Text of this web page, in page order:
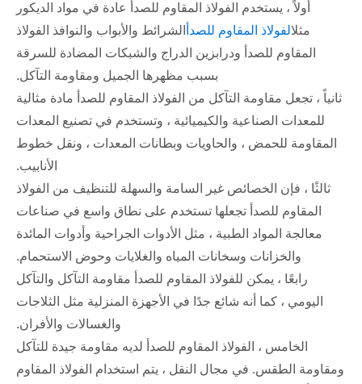
أولاً ، يستخدم الفولاذ المقاوم للصدأ عادة في مواد الديكور
مثلالفولاذ المقاوم للصدأ الشرائط والأبواب والنوافذ الفولاذ
المقاوم للصدأ ودرابزين الدراج والشبكات المضادة للسرقة
بسبب مظهرها الجميل ومقاومة التآكل.
ثانياً ، تجعل مقاومة التآكل من الفولاذ المقاوم للصدأ مادة مثالية
للمعدات الصناعية والكيميائية ، وتستخدم في تصنيع المعدات
المقاومة للحمض ، والحاويات وبطانات المعدات ، ونقل خطوط
الأنابيب.
ثالثًا ، فإن الخصائص غير السامة والسهلة للتنظيف من الفولاذ
المقاوم للصدأ تجعلها تستخدم على نطاق واسع في صناعات
معالجة المواد الطبية ، مثل الأدوات الجراحية وأدوات المائدة
والخزانات وسخانات المياه والغلايات وحوض الاستحمام.
رابعًا ، يمكن للفولاذ المقاوم للصدأ مقاومة التآكل والتآكل
اليومي ، كما أنه شائع جدًا في الأجهزة المنزلية مثل الثلاجات
والغسالات والأفران.
الخامس ، الفولاذ المقاوم للصدأ لديه مقاومة جيدة للتآكل
ومقاومة الطقس. في مجال النقل ، يتم استخدام الفولاذ المقاوم